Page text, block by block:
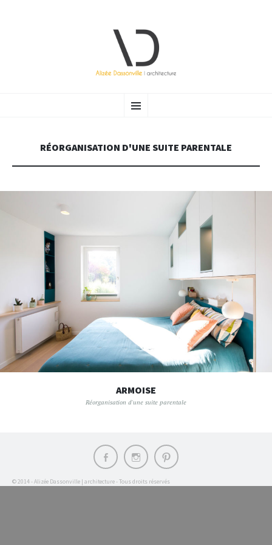
ALIZÉE DASSONVILLE |
durable.
RÉORGANISATION D'UNE SUITE PARENTALE
ARMOISE
Réorganisation d'une suite parentale
Élément
du
menu
Élément
du
menu
Élément
du
menu
© 2014 - Alizée Dassonville | architecture - Tous droits réservés